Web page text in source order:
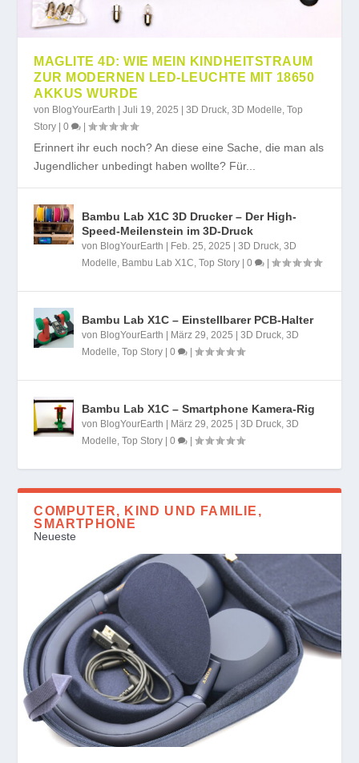
MAGLITE 4D: WIE MEIN KINDHEITSTRAUM
ZUR MODERNEN LED-LEUCHTE MIT 18650
AKKUS WURDE
von BlogYourEarth |Juli 19, 2025 |3D Druck ,3D Modelle ,Top
Story |0 |
Erinnert ihr euch noch? An diese eine Sache, die man als
Jugendlicher unbedingt haben wollte? Für...
Bambu Lab X1C 3D Drucker – Der High-
Speed-Meilenstein im 3D-Druck
von BlogYourEarth | Feb. 25, 2025 |3D Druck ,3D
Modelle Bambu Lab X1C ,Top Story |0 |
Bambu Lab X1C – Einstellbarer PCB-Halter
von BlogYourEarth | März 29, 2025 |3D Druck ,3D
Modelle ,Top Story |0 |
Bambu Lab X1C – Smartphone Kamera-Rig
von BlogYourEarth | März 29, 2025 |3D Druck ,3D
Modelle ,Top Story |0 |
COMPUTER, KIND UND FAMILIE,
SMARTPHONE
Neueste